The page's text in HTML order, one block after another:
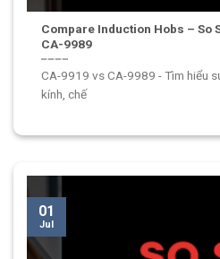
Compare Induction Hobs – So
CA-9989
CA-9919 vs CA-9989 - Tìm hiểu
kính, chế
01
Jul